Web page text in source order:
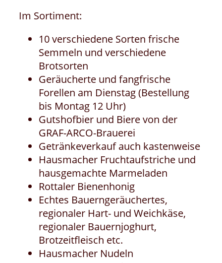
Im Sortiment:
10 verschiedene Sorten frische
Semmeln und verschiedene
Brotsorten
Geräucherte und fangfrische
Forellen am Dienstag (Bestellung
bis Montag 12 Uhr)
Gutshofbier und Biere von der
GRAF-ARCO-Brauerei
Getränkeverkauf auch kastenweise
Hausmacher Fruchtaufstriche und
hausgemachte Marmeladen
Rottaler Bienenhonig
Echtes Bauerngeräuchertes,
regionaler Hart- und Weichkäse,
regionaler Bauernjoghurt,
Brotzeitfleisch etc.
Hausmacher Nudeln